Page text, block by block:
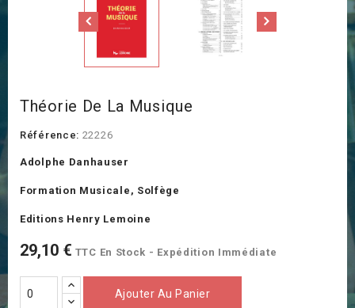
Théorie De La Musique
Référence: 22226
Adolphe Danhauser
Formation Musicale, Solfège
Editions Henry Lemoine
29,10 € TTC En Stock - Expédition Immédiate
Ajouter Au Panier